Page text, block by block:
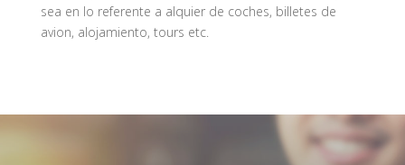
sea en lo referente a alquier de coches, billetes de
avion, alojamiento, tours etc.